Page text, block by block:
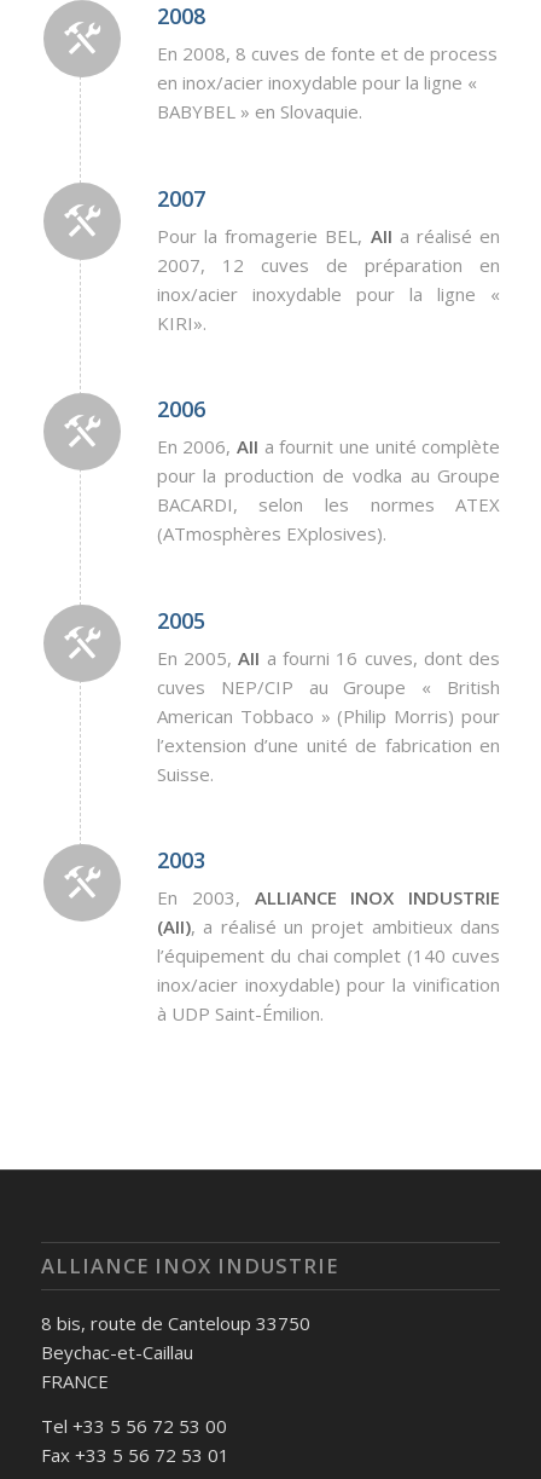
2008
En 2008, 8 cuves de fonte et de process
en inox/acier inoxydable pour la ligne «
BABYBEL » en Slovaquie.
2007
Pour la fromagerie BEL, AII a réalisé en
2007, 12 cuves de préparation en
inox/acier inoxydable pour la ligne «
KIRI».
2006
En 2006, AII a fournit une unité complète
pour la production de vodka au Groupe
BACARDI, selon les normes ATEX
(ATmosphères EXplosives).
2005
En 2005,AII a fourni 16 cuves, dont des
cuves NEP/CIP au Groupe « British
American Tobbaco » (Philip Morris) pour
l’extension d’une unité de fabrication en
Suisse.
2003
En 2003, ALLIANCE INOX INDUSTRIE
(AII), a réalisé un projet ambitieux dans
l’équipement du chai complet (140 cuves
inox/acier inoxydable) pour la vinification
à UDP Saint-Émilion.
ALLIANCE INOX INDUSTRIE
8 bis, route de Canteloup 33750
Beychac-et-Caillau
FRANCE
Tel +33 5 56 72 53 00
Fax +33 5 56 72 53 01